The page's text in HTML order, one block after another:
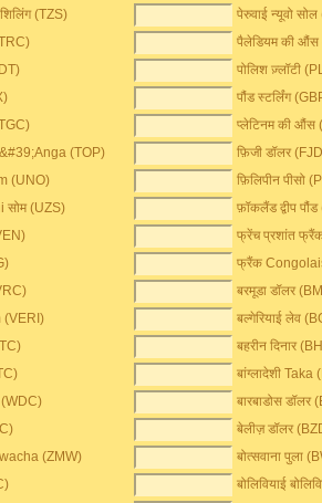
(TZS)
पेरुवाई न्यूवो
पैलेडियम की औंस
पोलिश ज़्लॉटी
पौंड स्टर्लिंग
प्लेटिनम की औंस
(TOP)
फ़िजी डॉलर
(UNO)
फ़िलिपीन पीसो
सोम (UZS)
फ़ॉकलैंड द्वीप
फ्रेंच प्रशांत
फ्रैंक
बरमूडा डॉलर
(VERI)
बल्गेरियाई लेव
बहरीन दिनार
बांग्लादेशी Taka
बारबाडोस डॉलर
बेलीज़ डॉलर
(ZMW)
बोत्सवाना पुला
बोलिवियाई